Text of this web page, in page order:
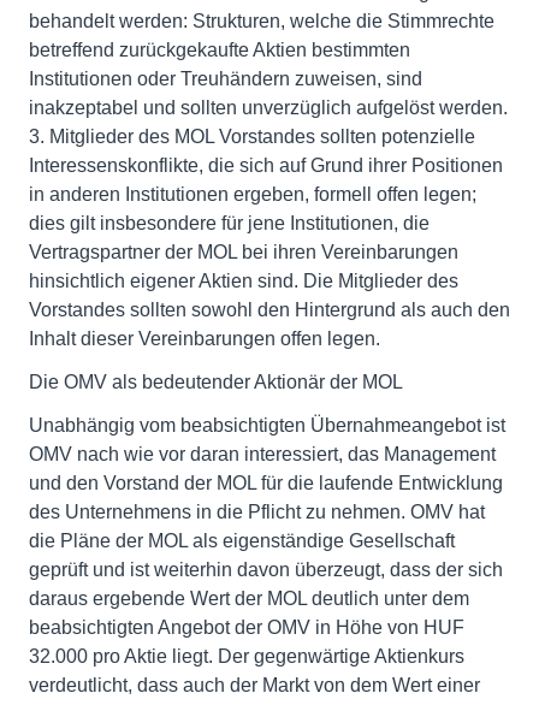
behandelt werden: Strukturen, welche die Stimmrechte
betreffend zurückgekaufte Aktien bestimmten
Institutionen oder Treuhändern zuweisen, sind
inakzeptabel und sollten unverzüglich aufgelöst werden.
3. Mitglieder des MOL Vorstandes sollten potenzielle
Interessenskonflikte, die sich auf Grund ihrer Positionen
in anderen Institutionen ergeben, formell offen legen;
dies gilt insbesondere für jene Institutionen, die
Vertragspartner der MOL bei ihren Vereinbarungen
hinsichtlich eigener Aktien sind. Die Mitglieder des
Vorstandes sollten sowohl den Hintergrund als auch den
Inhalt dieser Vereinbarungen offen legen.
Die OMV als bedeutender Aktionär der MOL
Unabhängig vom beabsichtigten Übernahmeangebot ist
OMV nach wie vor daran interessiert, das Management
und den Vorstand der MOL für die laufende Entwicklung
des Unternehmens in die Pflicht zu nehmen. OMV hat
die Pläne der MOL als eigenständige Gesellschaft
geprüft und ist weiterhin davon überzeugt, dass der sich
daraus ergebende Wert der MOL deutlich unter dem
beabsichtigten Angebot der OMV in Höhe von HUF
32.000 pro Aktie liegt. Der gegenwärtige Aktienkurs
verdeutlicht, dass auch der Markt von dem Wert einer